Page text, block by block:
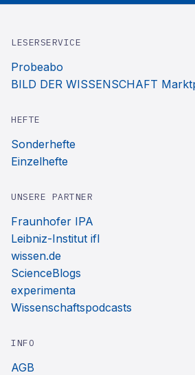
LESERSERVICE
Probeabo
BILD DER WISSENSCHAFT
HEFTE
Sonderhefte
Einzelhefte
UNSERE PARTNER
Fraunhofer IPA
Leibniz-Institut ifl
wissen.de
ScienceBlogs
experimenta
Wissenschaftspodcasts
INFO
AGB